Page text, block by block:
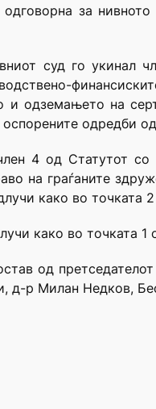
за
суд го укинал
и одземањето на
одредби
4 од Статутот со
на граѓаните
како во точката
како во точката 1
од
д-р Милан Недков,